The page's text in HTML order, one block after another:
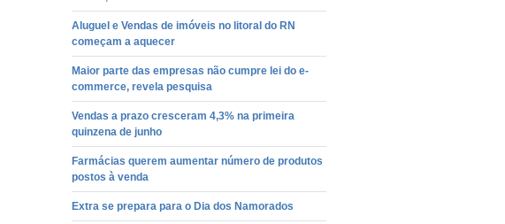
Aluguel e Vendas de imóveis no litoral do RN
começam a aquecer
Maior parte das empresas não cumpre lei do e-
commerce, revela pesquisa
Vendas a prazo cresceram 4,3% na primeira
quinzena de junho
Farmácias querem aumentar número de produtos
postos à venda
Extra se prepara para o Dia dos Namorados